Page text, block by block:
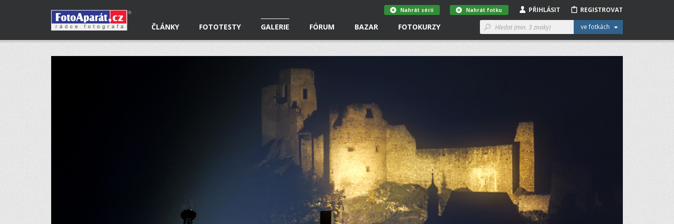
ČLÁNKY FOTOTESTY GALERIE FÓRUM BAZAR FOTOKURZY ve fotkách
REGISTROVAT
PŘIHLÁSIT
Nahrát fotku
Nahrát sérii